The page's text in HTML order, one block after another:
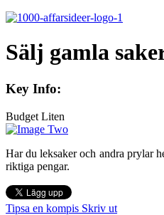
Sälj gamla
Key Info:
Budget Liten
Har du leksaker och andra prylar
riktiga pengar.
Tipsa en kompis Skriv ut